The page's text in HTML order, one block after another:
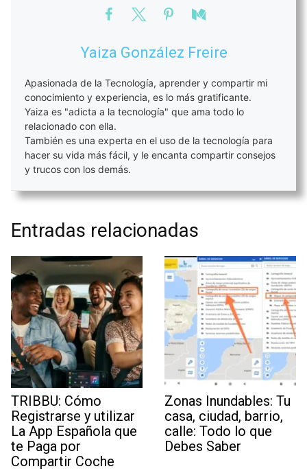
Yaiza González Freire
Apasionada de la Tecnología, aprender y compartir mi
conocimiento y experiencia, es lo más gratificante.
Yaiza es "adicta a la tecnología" que ama todo lo
relacionado con ella.
También es una experta en el uso de la tecnología para
hacer su vida más fácil, y le encanta compartir consejos
y trucos con los demás.
Entradas relacionadas
TRIBBU: Cómo
Registrarse y utilizar
La App Española que
te Paga por
Compartir Coche
Zonas Inundables: Tu
casa, ciudad, barrio,
calle: Todo lo que
Debes Saber